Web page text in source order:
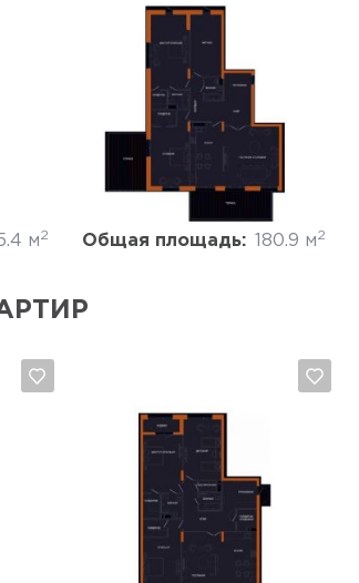
м2 Общая площадь: 180.9 м2
Да, удалить Отмена
Да, удалить